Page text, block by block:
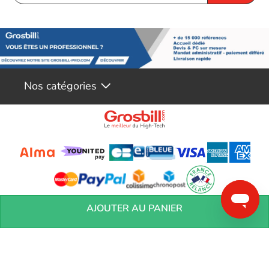
AJOUTER AU PANIER
plus pointilleux en matière de refroidissement. Ne laissez pas la
pour le Watercooling Alphacool dès maintenant !
Nos catégories
Conditions générales de réservation Conditions générales de vente
Mentions
Vos informations personnelles Préférences Cookies
Aide &